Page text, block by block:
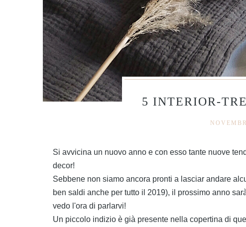
5 INTERIOR-
Si avvicina un nuovo anno e con esso tante nuove
decor!
Sebbene non siamo ancora pronti a lasciar andare
ben saldi anche per tutto il 2019), il prossimo anno
vedo l'ora di parlarvi!
Un piccolo indizio è già presente nella copertina di